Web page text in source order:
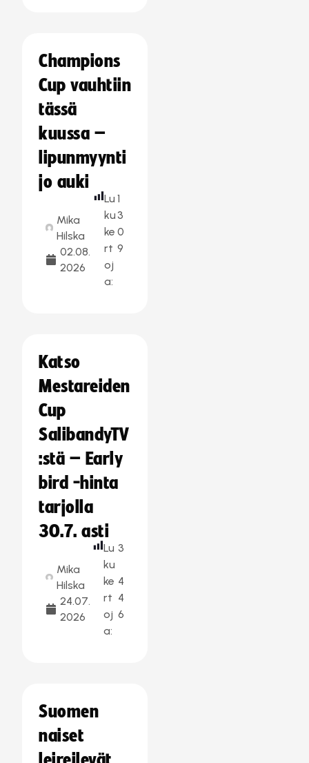
Champions
Cup vauhtiin
tässä
kuussa –
lipunmyynti
jo auki
Mika
Hilska
02.08.
2026
Lu
ku
ke
rt
oj
a:
1
3
0
9
Katso
Mestareiden
Cup
SalibandyTV
:stä – Early
bird -hinta
tarjolla
30.7. asti
Mika
Hilska
24.07.
2026
Lu
ku
ke
rt
oj
a:
3
4
4
6
Suomen
naiset